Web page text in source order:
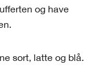
og have
sort, latte og blå.